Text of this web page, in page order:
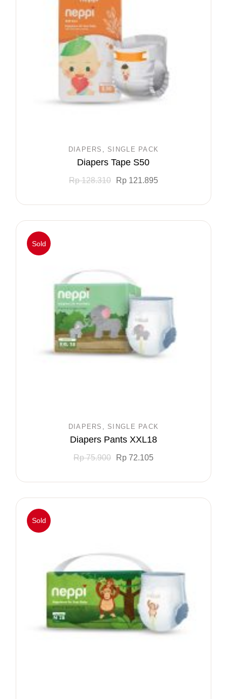
DIAPERS SINGLE PACK
Diapers Tape S50
Rp128.310 Rp121.895
Sold
DIAPERS SINGLE PACK
Diapers Pants XXL18
Rp75.900 Rp72.105
Sold